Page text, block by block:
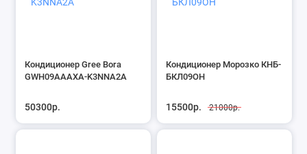
Кондиционер Gree Bora
GWH09AAAXA-K3NNA2A
50300р.
Кондиционер Морозко КНБ-
БКЛ09ОН
15500р. 21000р.